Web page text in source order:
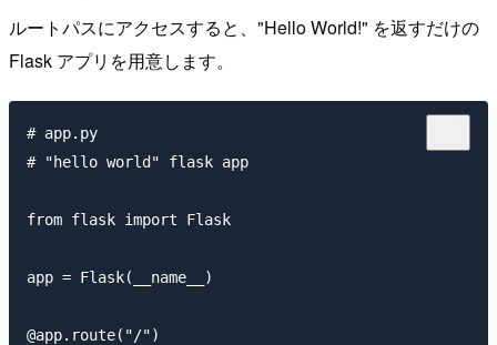
ルートパスにアクセスすると、"Hello World!" を返すだけの
Flask アプリを用意します。
# app.py
# "hello world" flask app
from flask import Flask
app = Flask(__name__)
@app.route("/")